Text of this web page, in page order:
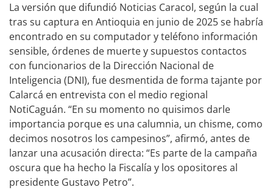
La versión que difundió Noticias Caracol, según la cual
tras su captura en Antioquia en junio de 2025 se habría
encontrado en su computador y teléfono información
sensible, órdenes de muerte y supuestos contactos
con funcionarios de la Dirección Nacional de
Inteligencia (DNI), fue desmentida de forma tajante por
Calarcá en entrevista con el medio regional
NotiCaguán. “En su momento no quisimos darle
importancia porque es una calumnia, un chisme, como
decimos nosotros los campesinos”, afirmó, antes de
lanzar una acusación directa: “Es parte de la campaña
oscura que ha hecho la Fiscalía y los opositores al
presidente Gustavo Petro”.